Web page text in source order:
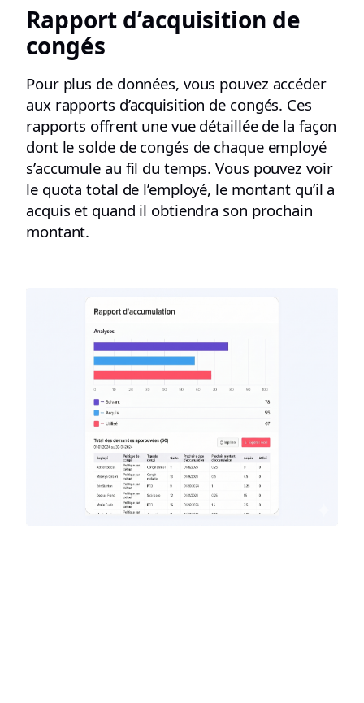
Rapport d’acquisition de
congés
Pour plus de données, vous pouvez accéder
aux rapports d’acquisition de congés. Ces
rapports offrent une vue détaillée de la façon
dont le solde de congés de chaque employé
s’accumule au fil du temps. Vous pouvez voir
le quota total de l’employé, le montant qu’il a
acquis et quand il obtiendra son prochain
montant.